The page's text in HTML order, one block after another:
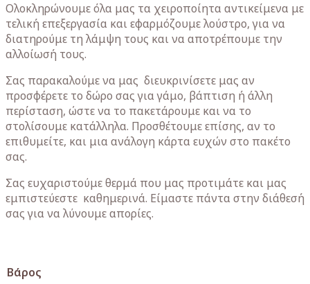
Ολοκληρώνουμε όλα μας τα χειροποίητα αντικείμενα με
τελική επεξεργασία και εφαρμόζουμε λούστρο, για να
διατηρούμε τη λάμψη τους και να αποτρέπουμε την
αλλοίωσή τους.
Σας παρακαλούμε να μας διευκρινίσετε μας αν
προσφέρετε το δώρο σας για γάμο, βάπτιση ή άλλη
περίσταση, ώστε να το πακετάρουμε και να το
στολίσουμε κατάλληλα. Προσθέτουμε επίσης, αν το
επιθυμείτε, και μια ανάλογη κάρτα ευχών στο πακέτο
σας.
Σας ευχαριστούμε θερμά που μας προτιμάτε και μας
εμπιστεύεστε καθημερινά. Είμαστε πάντα στην διάθεσή
σας για να λύνουμε απορίες.
Βάρος